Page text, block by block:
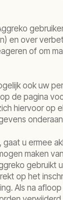
over
of om
ook uw
de pagina
hiervoor op
u ermee
maken
op het
Als na